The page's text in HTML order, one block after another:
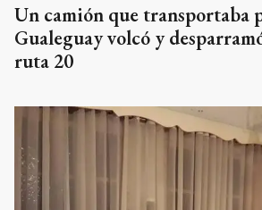
Un camión que transportaba
Gualeguay volcó y
ruta 20